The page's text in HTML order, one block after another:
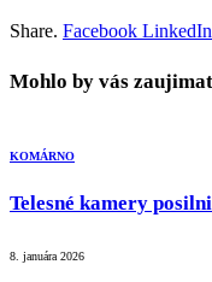
Share. Facebook LinkedIn
Mohlo by vás
KOMÁRNO
Telesné kamery
8. januára 2026